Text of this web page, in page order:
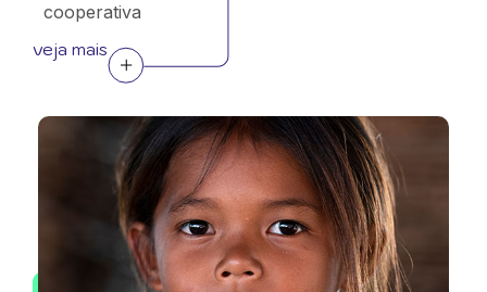
cooperativa
veja mais